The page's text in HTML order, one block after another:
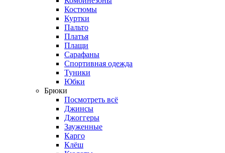
Костюмы
Куртки
Пальто
Платья
Плащи
Сарафаны
Спортивная одежда
Туники
Юбки
Брюки
Посмотреть всё
Джинсы
Джоггеры
Зауженные
Карго
Клёш